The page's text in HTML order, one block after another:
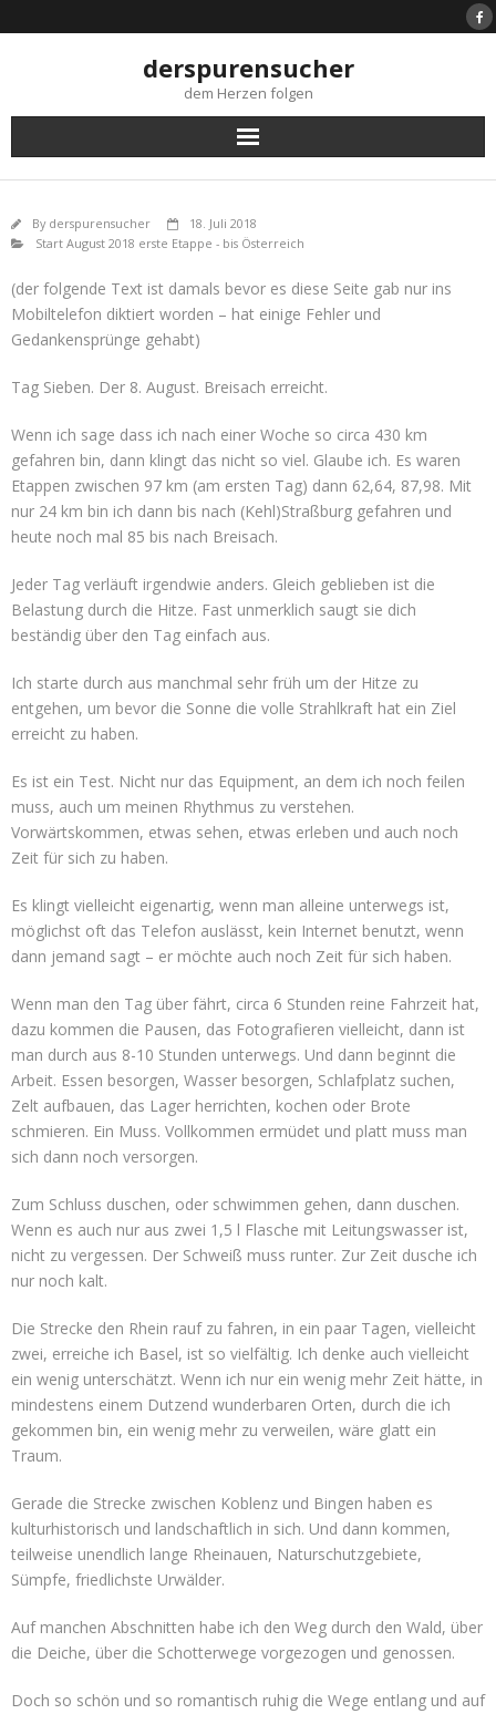
to
derspurensucher
dem Herzen folgen
By derspurensucher
18. Juli 2018
Start August 2018 erste Etappe - bis Österreich
(der folgende Text ist damals bevor es diese Seite gab nur ins
Mobiltelefon diktiert worden – hat einige Fehler und
Gedankensprünge gehabt)
Tag Sieben. Der 8. August. Breisach erreicht.
Wenn ich sage dass ich nach einer Woche so circa 430 km
gefahren bin, dann klingt das nicht so viel. Glaube ich. Es waren
Etappen zwischen 97 km (am ersten Tag) dann 62,64, 87,98. Mit
nur 24 km bin ich dann bis nach (Kehl)Straßburg gefahren und
heute noch mal 85 bis nach Breisach.
Jeder Tag verläuft irgendwie anders. Gleich geblieben ist die
Belastung durch die Hitze. Fast unmerklich saugt sie dich
beständig über den Tag einfach aus.
Ich starte durch aus manchmal sehr früh um der Hitze zu
entgehen, um bevor die Sonne die volle Strahlkraft hat ein Ziel
erreicht zu haben.
Es ist ein Test. Nicht nur das Equipment, an dem ich noch feilen
muss, auch um meinen Rhythmus zu verstehen.
Vorwärtskommen, etwas sehen, etwas erleben und auch noch
Zeit für sich zu haben.
Es klingt vielleicht eigenartig, wenn man alleine unterwegs ist,
möglichst oft das Telefon auslässt, kein Internet benutzt, wenn
dann jemand sagt – er möchte auch noch Zeit für sich haben.
Wenn man den Tag über fährt, circa 6 Stunden reine Fahrzeit hat,
dazu kommen die Pausen, das Fotografieren vielleicht, dann ist
man durch aus 8-10 Stunden unterwegs. Und dann beginnt die
Arbeit. Essen besorgen, Wasser besorgen, Schlafplatz suchen,
Zelt aufbauen, das Lager herrichten, kochen oder Brote
schmieren. Ein Muss. Vollkommen ermüdet und platt muss man
sich dann noch versorgen.
Zum Schluss duschen, oder schwimmen gehen, dann duschen.
Wenn es auch nur aus zwei 1,5 l Flasche mit Leitungswasser ist,
nicht zu vergessen. Der Schweiß muss runter. Zur Zeit dusche ich
nur noch kalt.
Die Strecke den Rhein rauf zu fahren, in ein paar Tagen, vielleicht
zwei, erreiche ich Basel, ist so vielfältig. Ich denke auch vielleicht
ein wenig unterschätzt. Wenn ich nur ein wenig mehr Zeit hätte, in
mindestens einem Dutzend wunderbaren Orten, durch die ich
gekommen bin, ein wenig mehr zu verweilen, wäre glatt ein
Traum.
Gerade die Strecke zwischen Koblenz und Bingen haben es
kulturhistorisch und landschaftlich in sich. Und dann kommen,
teilweise unendlich lange Rheinauen, Naturschutzgebiete,
Sümpfe, friedlichste Urwälder.
Auf manchen Abschnitten habe ich den Weg durch den Wald, über
die Deiche, über die Schotterwege vorgezogen und genossen.
Doch so schön und so romantisch ruhig die Wege entlang und auf